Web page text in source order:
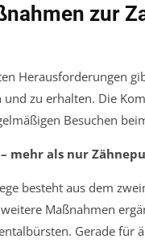
zur
Herausforderungen
und zu erhalten. Die
Besuchen
mehr als nur
besteht aus dem
Maßnahmen
Gerade für